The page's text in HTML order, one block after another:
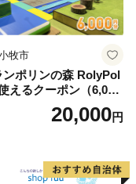
牧市
ンポリンの森 RolyPol
えるクーポン（6,000
20,000円